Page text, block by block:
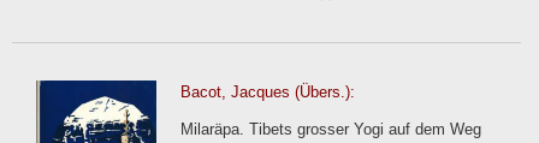
Bacot, Jacques (Übers.):
Milaräpa. Tibets grosser Yogi auf dem Weg